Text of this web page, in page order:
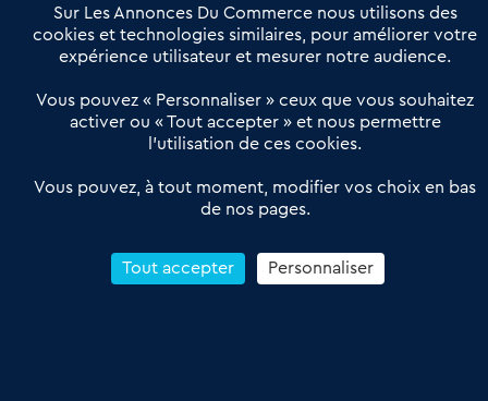
Offres Pro
Actualités
Qui sommes nous ?
Derniers articles
Réseau 3C : un partenaire national dédié aux transactions
Petitscommerces : Un partenariat au service du commerce de
proximité et des territoires
Reprendre un Restaurant Rapide
Sur Les Annonces Du Commerce nous utilisons des
cookies et technologies similaires, pour améliorer votre
expérience utilisateur et mesurer notre audience.
Vous pouvez « Personnaliser » ceux que vous souhaitez
activer ou « Tout accepter » et nous permettre
l’utilisation de ces cookies.
Vous pouvez, à tout moment, modifier vos choix en bas
de nos pages.
Tout accepter Personnaliser